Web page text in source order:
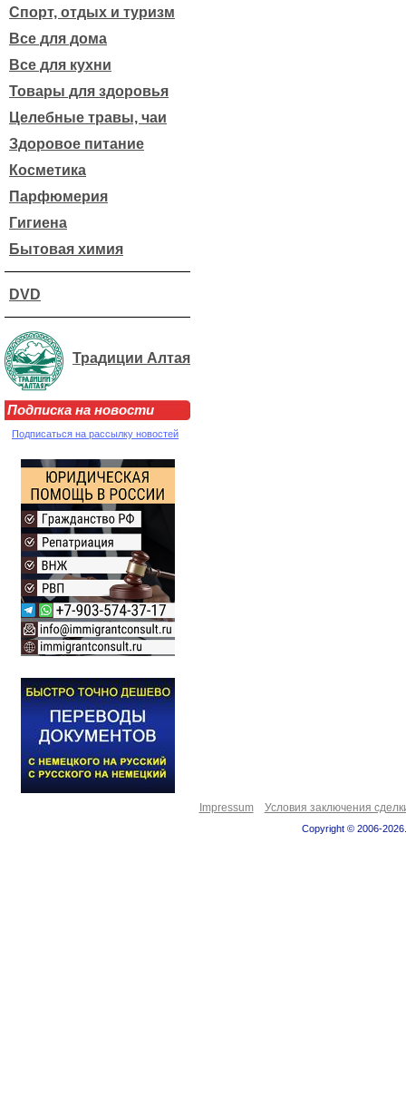
Спорт, отдых и туризм
Все для дома
Все для кухни
Товары для здоровья
Целебные травы, чаи
Здоровое питание
Косметика
Парфюмерия
Гигиена
Бытовая химия
DVD
Традиции Алтая
Подписка на новости
Подписаться на рассылку новостей
Impressum Условия заключения
Copyright © 2006-